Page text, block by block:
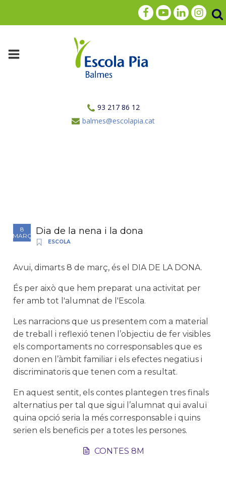
93 217 86 12
balmes@escolapia.cat
8
MARÇ
Dia de la nena i la dona
ESCOLA
Avui, dimarts 8 de març, és el DIA DE LA DONA.
És per això que hem preparat una activitat per
fer amb tot l'alumnat de l'Escola.
Les narracions que us presentem com a material
de treball i reflexió tenen l’objectiu de fer visibles
els comportaments no corresponsables que es
donen en l’àmbit familiar i els efectes negatius i
discriminatoris que tenen com a resultat.
En aquest sentit, els contes plantegen tres finals
alternatius per tal que sigui l’alumnat qui avaluï
quina opció seria la més corresponsable i quins
serien els beneficis per a totes les persones.
CONTES 8M